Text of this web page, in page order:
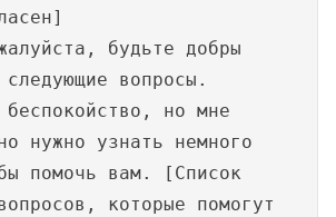
будьте добры
вопросы.
беспокойство, но мне
нужно узнать немного
помочь вам. [Список
которые помогут